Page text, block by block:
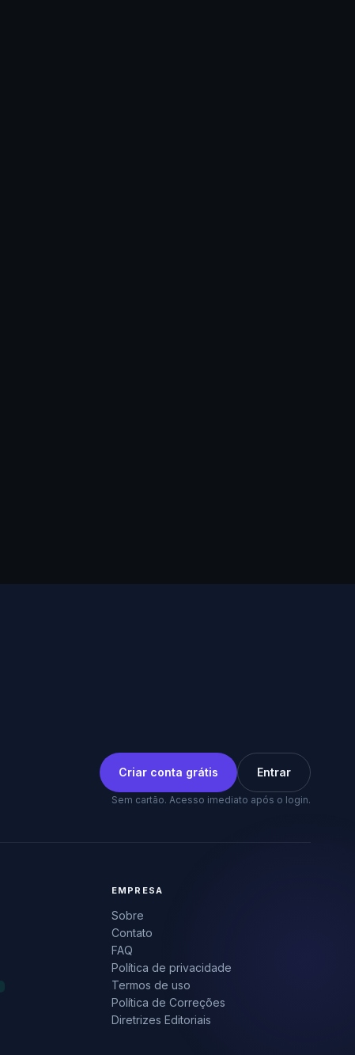
Criar conta grátis Entrar
Sem cartão. Acesso imediato após o login.
EMPRESA
Sobre
Contato
FAQ
Política de privacidade
Termos de uso
Política de Correções
Diretrizes Editoriais